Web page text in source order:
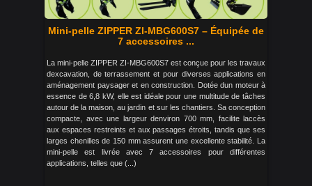
Mini-pelle ZIPPER ZI-MBG600S7 – Équipée de
7 accessoires ...
La mini-pelle ZIPPER ZI-MBG600S7 est conçue pour les travaux
dexcavation, de terrassement et pour diverses applications en
aménagement paysager et en construction. Dotée dun moteur à
essence de 6,8 kW, elle est idéale pour une multitude de tâches
autour de la maison, au jardin et sur les chantiers. Sa conception
compacte, avec une largeur denviron 700 mm, facilite laccès
aux espaces restreints et aux passages étroits, tandis que ses
larges chenilles de 150 mm assurent une excellente stabilité. La
mini-pelle est livrée avec 7 accessoires pour différentes
applications, telles que (...)